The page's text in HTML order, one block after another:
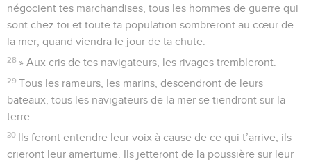
négocient tes marchandises, tous les hommes de guerre qui
sont chez toi et toute ta population sombreront au cœur de
la mer, quand viendra le jour de ta chute.
28 » Aux cris de tes navigateurs, les rivages trembleront.
29 Tous les rameurs, les marins, descendront de leurs
bateaux, tous les navigateurs de la mer se tiendront sur la
terre.
30 Ils feront entendre leur voix à cause de ce qui t’arrive, ils
crieront leur amertume. Ils jetteront de la poussière sur leur